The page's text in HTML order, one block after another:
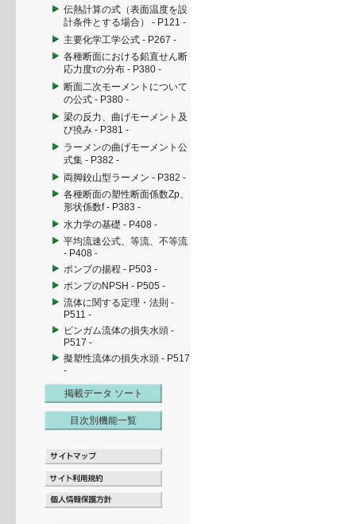
伝熱計算の式（表面温度を設
計条件とする場合） - P121 -
主要化学工学公式 - P267 -
各種断面における鉛直せん断
応力度τの分布 - P380 -
断面二次モーメントについて
の公式 - P380 -
梁の反力、曲げモーメント及
び撓み - P381 -
ラーメンの曲げモーメント公
式集 - P382 -
両脚鉸山型ラーメン - P382 -
各種断面の塑性断面係数Zp、
形状係数f - P383 -
水力学の基礎 - P408 -
平均流速公式、等流、不等流
- P408 -
ポンプの揚程 - P503 -
ポンプのNPSH - P505 -
流体に関する定理・法則 -
P511 -
ビンガム流体の損失水頭 -
P517 -
擬塑性流体の損失水頭 - P517
-
掲載データ ソート
目次別機能一覧